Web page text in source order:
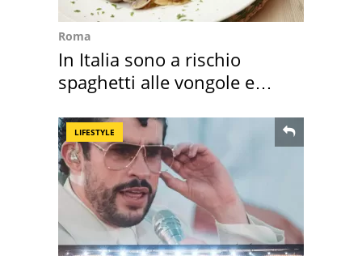
Roma
In Italia sono a rischio
spaghetti alle vongole e
LIFESTYLE